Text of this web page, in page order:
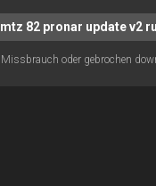
mtz 82 pronar update v2
Missbrauch oder gebrochen